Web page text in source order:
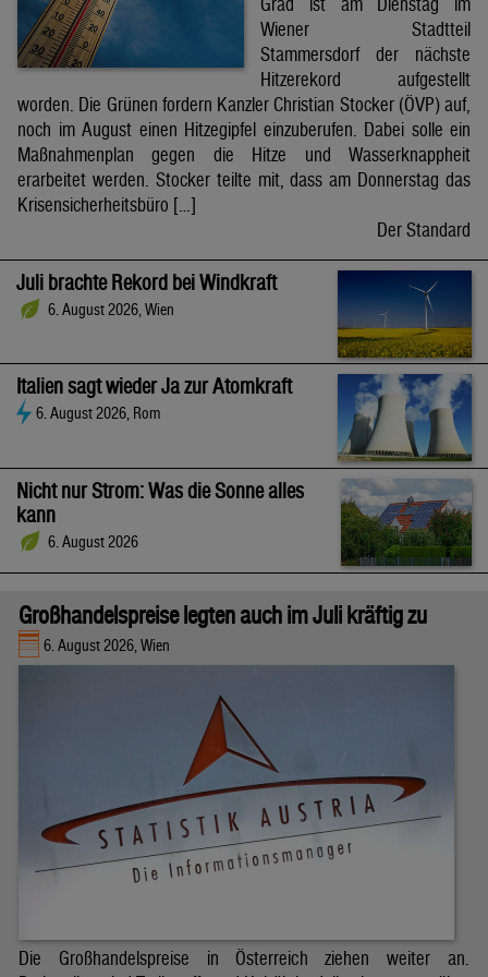
Wiener Stadtteil
Stammersdorf der nächste
Hitzerekord aufgestellt
worden. Die Grünen fordern Kanzler Christian Stocker (ÖVP) auf,
noch im August einen Hitzegipfel einzuberufen. Dabei solle ein
Maßnahmenplan gegen die Hitze und Wasserknappheit
erarbeitet werden. Stocker teilte mit, dass am Donnerstag das
Krisensicherheitsbüro […]
Der Standard
Juli brachte Rekord bei Windkraft
6. August 2026, Wien
Italien sagt wieder Ja zur Atomkraft
6. August 2026, Rom
Nicht nur Strom: Was die Sonne alles
kann
6. August 2026
Großhandelspreise legten auch im Juli kräftig zu
6. August 2026, Wien
Die Großhandelspreise in Österreich ziehen weiter an.